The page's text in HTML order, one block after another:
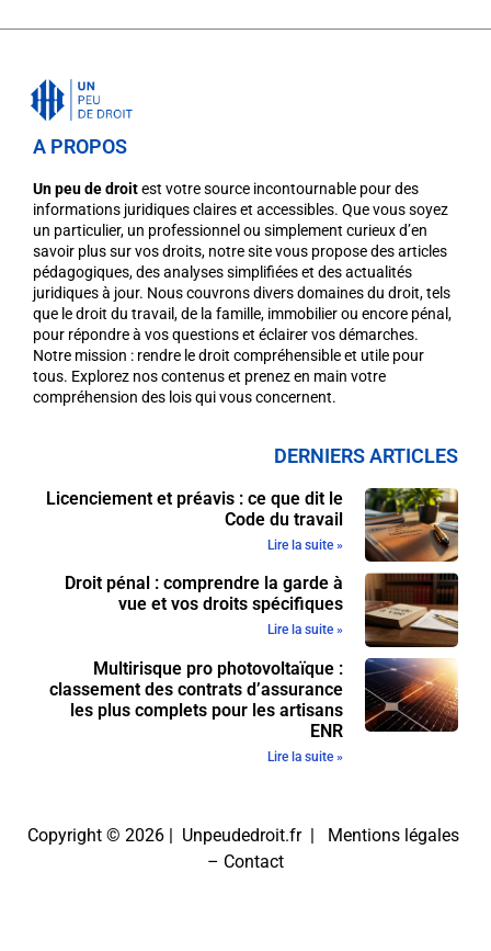
A PROPOS
Un peu de droitest votre source incontournable pour des
informations juridiques claires et accessibles. Que vous soyez
un particulier, un professionnel ou simplement curieux d’en
savoir plus sur vos droits, notre site vous propose des articles
pédagogiques, des analyses simplifiées et des actualités
juridiques à jour. Nous couvrons divers domaines du droit, tels
que le droit du travail, de la famille, immobilier ou encore pénal,
pour répondre à vos questions et éclairer vos démarches.
Notre mission : rendre le droit compréhensible et utile pour
tous. Explorez nos contenus et prenez en main votre
compréhension des lois qui vous concernent.
DERNIERS ARTICLES
Licenciement et préavis : ce que dit le
Code du travail
Lire la suite »
Droit pénal : comprendre la garde à
vue et vos droits spécifiques
Lire la suite »
Multirisque pro photovoltaïque :
classement des contrats d’assurance
les plus complets pour les artisans
ENR
Lire la suite »
Copyright © 2026 | Unpeudedroit.fr | Mentions légales
– Contact